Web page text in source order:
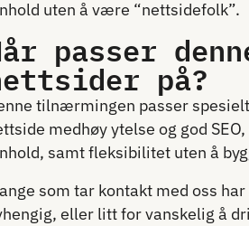
uten å være “nettsidefolk”.
passer
på?
tilnærmingen passer
medhøy ytelse og god
samt fleksibilitet uten å
som tar kontakt med oss
eller litt for vanskelig å